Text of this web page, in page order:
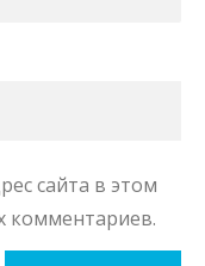
сайта в этом
комментариев.